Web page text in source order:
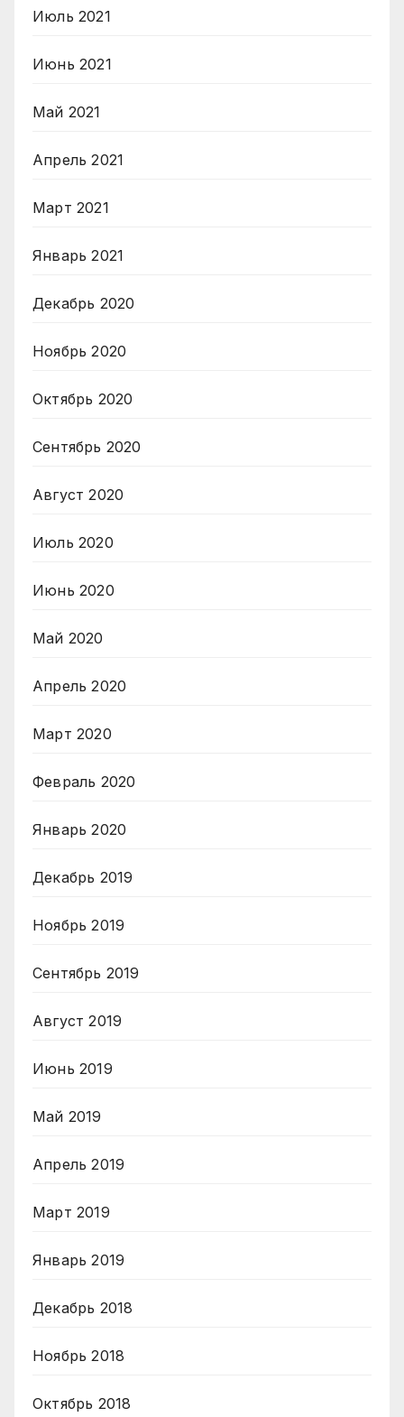
Июль 2021
Июнь 2021
Май 2021
Апрель 2021
Март 2021
Январь 2021
Декабрь 2020
Ноябрь 2020
Октябрь 2020
Сентябрь 2020
Август 2020
Июль 2020
Июнь 2020
Май 2020
Апрель 2020
Март 2020
Февраль 2020
Январь 2020
Декабрь 2019
Ноябрь 2019
Сентябрь 2019
Август 2019
Июнь 2019
Май 2019
Апрель 2019
Март 2019
Январь 2019
Декабрь 2018
Ноябрь 2018
Октябрь 2018